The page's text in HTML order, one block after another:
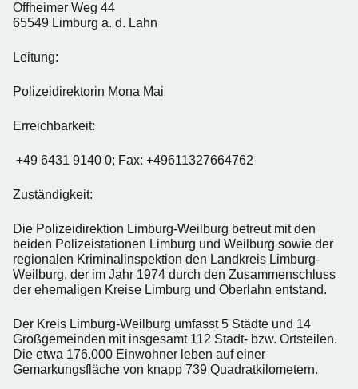
Offheimer Weg 44
65549 Limburg a. d. Lahn
Leitung:
Polizeidirektorin Mona Mai
Erreichbarkeit:
+49 6431 9140 0; Fax: +49611327664762
Zuständigkeit:
Die Polizeidirektion Limburg-Weilburg betreut mit den
beiden Polizeistationen Limburg und Weilburg sowie der
regionalen Kriminalinspektion den Landkreis Limburg-
Weilburg, der im Jahr 1974 durch den Zusammenschluss
der ehemaligen Kreise Limburg und Oberlahn entstand.
Der Kreis Limburg-Weilburg umfasst 5 Städte und 14
Großgemeinden mit insgesamt 112 Stadt- bzw. Ortsteilen.
Die etwa 176.000 Einwohner leben auf einer
Gemarkungsfläche von knapp 739 Quadratkilometern.